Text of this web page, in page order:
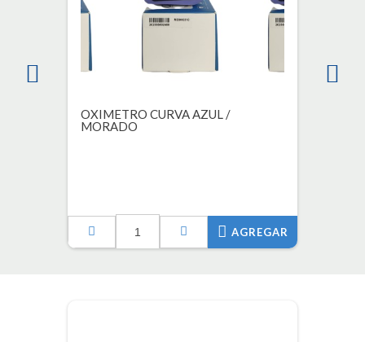
OXIMETRO CURVA AZUL /
MORADO
AGREGAR